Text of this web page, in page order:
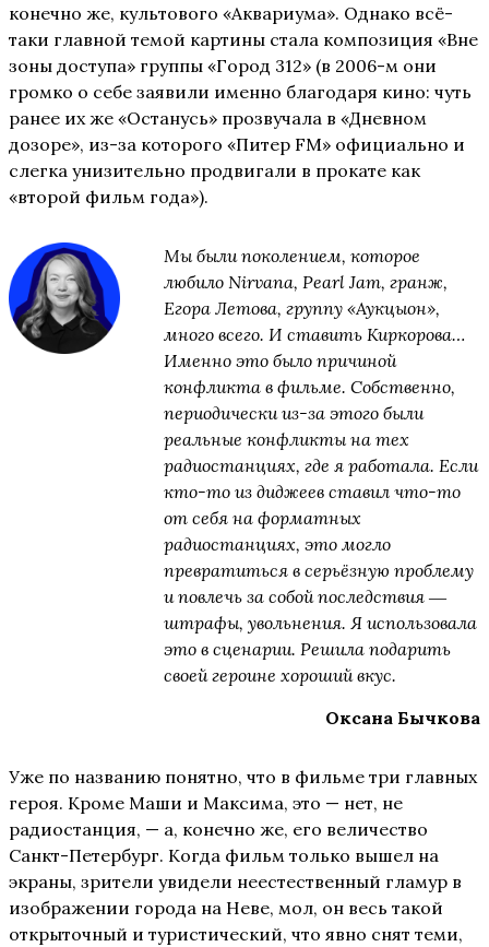
конечно же, культового «Аквариума». Однако всё-
таки главной темой картины стала композиция «Вне
зоны доступа» группы «Город 312» (в 2006-м они
громко о себе заявили именно благодаря кино: чуть
ранее их же «Останусь» прозвучала в «Дневном
дозоре», из-за которого «Питер FM» официально и
слегка унизительно продвигали в прокате как
«второй фильм года»).
Мы были поколением, которое
любило Nirvana, Pearl Jam, гранж,
Егора Летова, группу «Аукцыон»,
много всего. И ставить Киркорова…
Именно это было причиной
конфликта в фильме. Собственно,
периодически из-за этого были
реальные конфликты на тех
радиостанциях, где я работала. Если
кто-то из диджеев ставил что-то
от себя на форматных
радиостанциях, это могло
превратиться в серьёзную проблему
и повлечь за собой последствия ―
штрафы, увольнения. Я использовала
это в сценарии. Решила подарить
своей героине хороший вкус.
Оксана Бычкова
Уже по названию понятно, что в фильме три главных
героя. Кроме Маши и Максима, это — нет, не
радиостанция, — а, конечно же, его величество
Санкт-Петербург. Когда фильм только вышел на
экраны, зрители увидели неестественный гламур в
изображении города на Неве, мол, он весь такой
открыточный и туристический, что явно снят теми,